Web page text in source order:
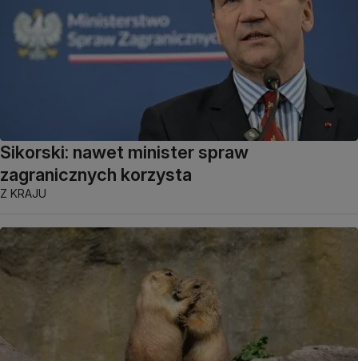
Sikorski: nawet minister spraw
zagranicznych korzysta
Z KRAJU